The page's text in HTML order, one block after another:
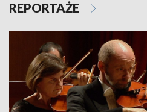
REPORTAŻE